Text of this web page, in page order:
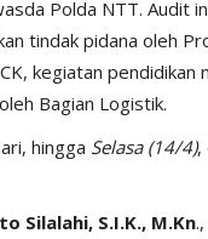
Polda NTT. Audit
tindak pidana oleh
kegiatan pendidikan
Bagian Logistik.
hingga Selasa (14/4),
Silalahi, S.I.K., M.Kn